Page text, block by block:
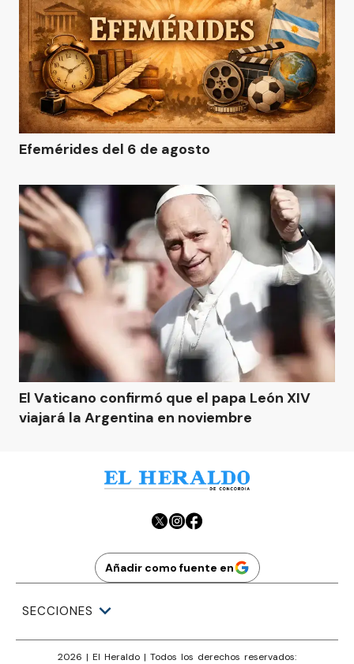
Efemérides del 6 de agosto
El Vaticano confirmó que el papa León XIV
viajará la Argentina en noviembre
Añadir como fuente en
SECCIONES
2026 | El Heraldo | Todos los derechos reservados: